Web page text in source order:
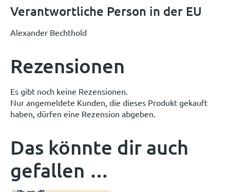
Verantwortliche Person in der EU
Alexander Bechthold
Rezensionen
Es gibt noch keine Rezensionen.
Nur angemeldete Kunden, die dieses Produkt gekauft
haben, dürfen eine Rezension abgeben.
Das könnte dir auch
gefallen …